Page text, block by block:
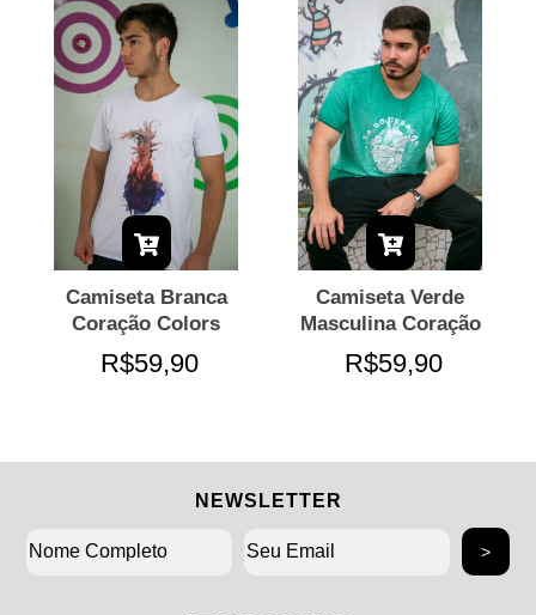
Camiseta Branca
Coração Colors
R$59,90
Camiseta Verde
Masculina Coração
R$59,90
NEWSLETTER